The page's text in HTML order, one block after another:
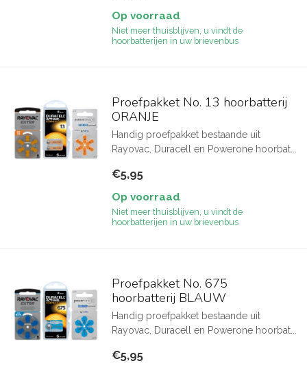
Op voorraad
Niet meer thuisblijven, u vindt de
hoorbatterijen in uw brievenbus
Proefpakket No. 13 hoorbatterij
ORANJE
Handig proefpakket bestaande uit
Rayovac, Duracell en Powerone hoorbat...
€5,95
Op voorraad
Niet meer thuisblijven, u vindt de
hoorbatterijen in uw brievenbus
Proefpakket No. 675
hoorbatterij BLAUW
Handig proefpakket bestaande uit
Rayovac, Duracell en Powerone hoorbat...
€5,95